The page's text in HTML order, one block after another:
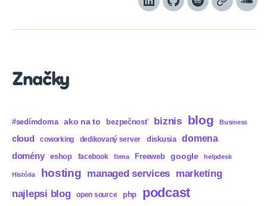
LinkedInGitHubSpotifyApple
Značky
#sedímdoma ako na to bezpečnosť biznis blog Business
cloud coworking dedikovaný server diskusia domena
domény eshop facebook firma Freeweb google helpdesk
História hosting managed services marketing
najlepsi blog open source php podcast